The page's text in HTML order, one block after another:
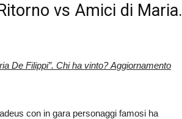
vs Amici di Maria.
De Filippi”. Chi ha vinto? Aggiornamento
con in gara personaggi famosi ha